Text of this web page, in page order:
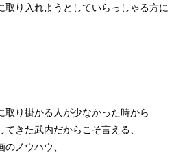
取り入れようとしていらっしゃる方に
取り掛かる人が少なかった時から
きた武内だからこそ言える、
ノウハウ、